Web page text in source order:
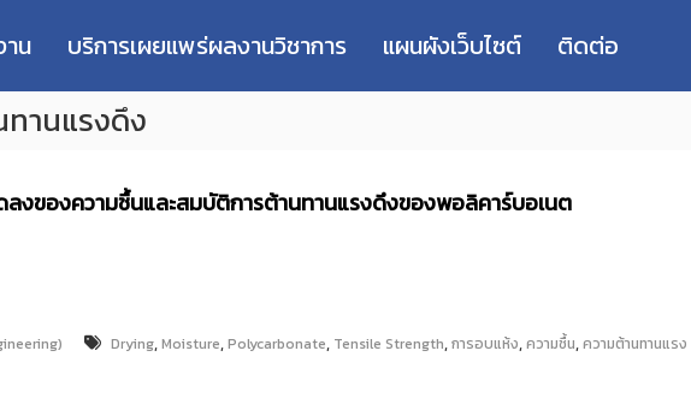
น บริการเผยแพร่ผลงานวิชาการ แผนผังเว็บไซต์ ติดต่อ
านแรงดึง
งของความชื้นและสมบัติการต้านทานแรงดึงของพอลิคาร์บอเนต
Drying,Moisture,Polycarbonate, Tensile Strength,การอบแห้ง,ความชื้น,ความต้านทานแรง